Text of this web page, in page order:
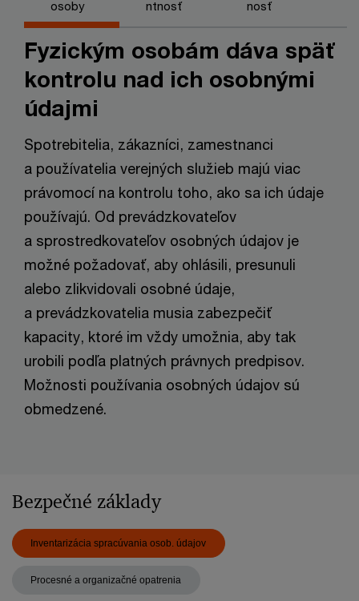
osoby ntnosť nosť
Fyzickým osobám dáva späť
kontrolu nad ich osobnými
údajmi
Spotrebitelia, zákazníci, zamestnanci
a používatelia verejných služieb majú viac
právomocí na kontrolu toho, ako sa ich údaje
používajú. Od prevádzkovateľov
a sprostredkovateľov osobných údajov je
možné požadovať, aby ohlásili, presunuli
alebo zlikvidovali osobné údaje,
a prevádzkovatelia musia zabezpečiť
kapacity, ktoré im vždy umožnia, aby tak
urobili podľa platných právnych predpisov.
Možnosti používania osobných údajov sú
obmedzené.
Bezpečné základy
Inventarizácia spracúvania osob. údajov
Procesné a organizačné opatrenia